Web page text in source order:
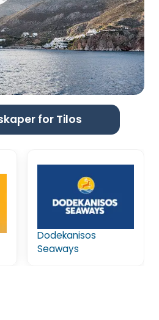
for Tilos
Dodekanisos
Seaways